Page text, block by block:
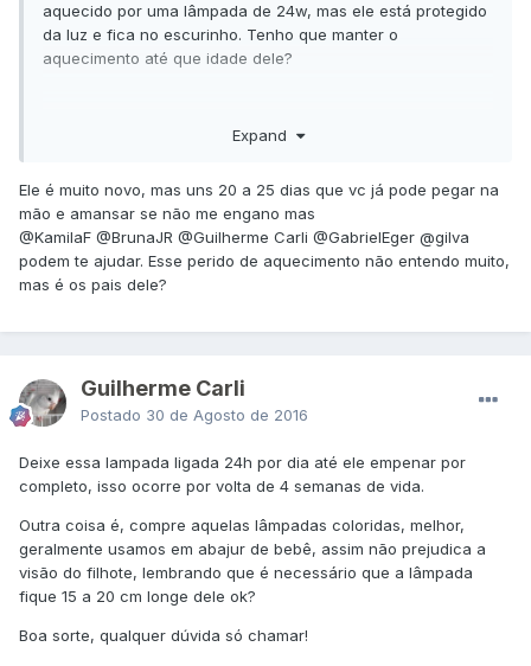
aquecido por uma lâmpada de 24w, mas ele está protegido
da luz e fica no escurinho. Tenho que manter o
aquecimento até que idade dele?
Expand
Ele é muito novo, mas uns 20 a 25 dias que vc já pode pegar na
mão e amansar se não me engano mas
@KamilaF @BrunaJR @Guilherme Carli @GabrielEger @gilva
podem te ajudar. Esse perido de aquecimento não entendo muito,
mas é os pais dele?
Guilherme Carli
Postado 30 de Agosto de 2016
Deixe essa lampada ligada 24h por dia até ele empenar por
completo, isso ocorre por volta de 4 semanas de vida.
Outra coisa é, compre aquelas lâmpadas coloridas, melhor,
geralmente usamos em abajur de bebê, assim não prejudica a
visão do filhote, lembrando que é necessário que a lâmpada
fique 15 a 20 cm longe dele ok?
Boa sorte, qualquer dúvida só chamar!